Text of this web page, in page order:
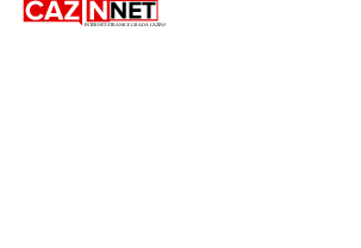
Užas: Uhapšen Italijan (45) kako